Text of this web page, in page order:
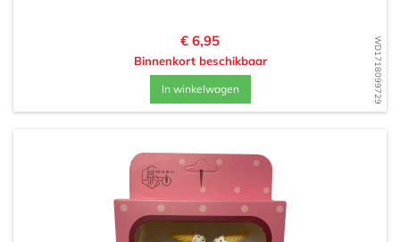
WD1718099729
Prijs
€ 6,95
Binnenkort beschikbaar
In winkelwagen